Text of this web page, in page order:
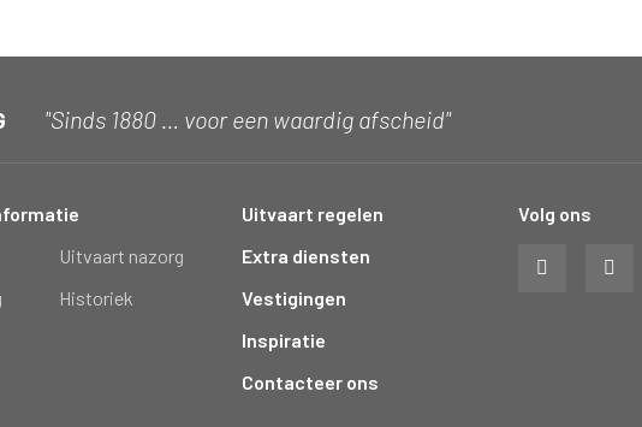
"Sinds 1880 … voor een waardig afscheid"
Uitvaart nazorg
Historiek
Uitvaart regelen
Extra diensten
Vestigingen
Inspiratie
Contacteer ons
Volg ons